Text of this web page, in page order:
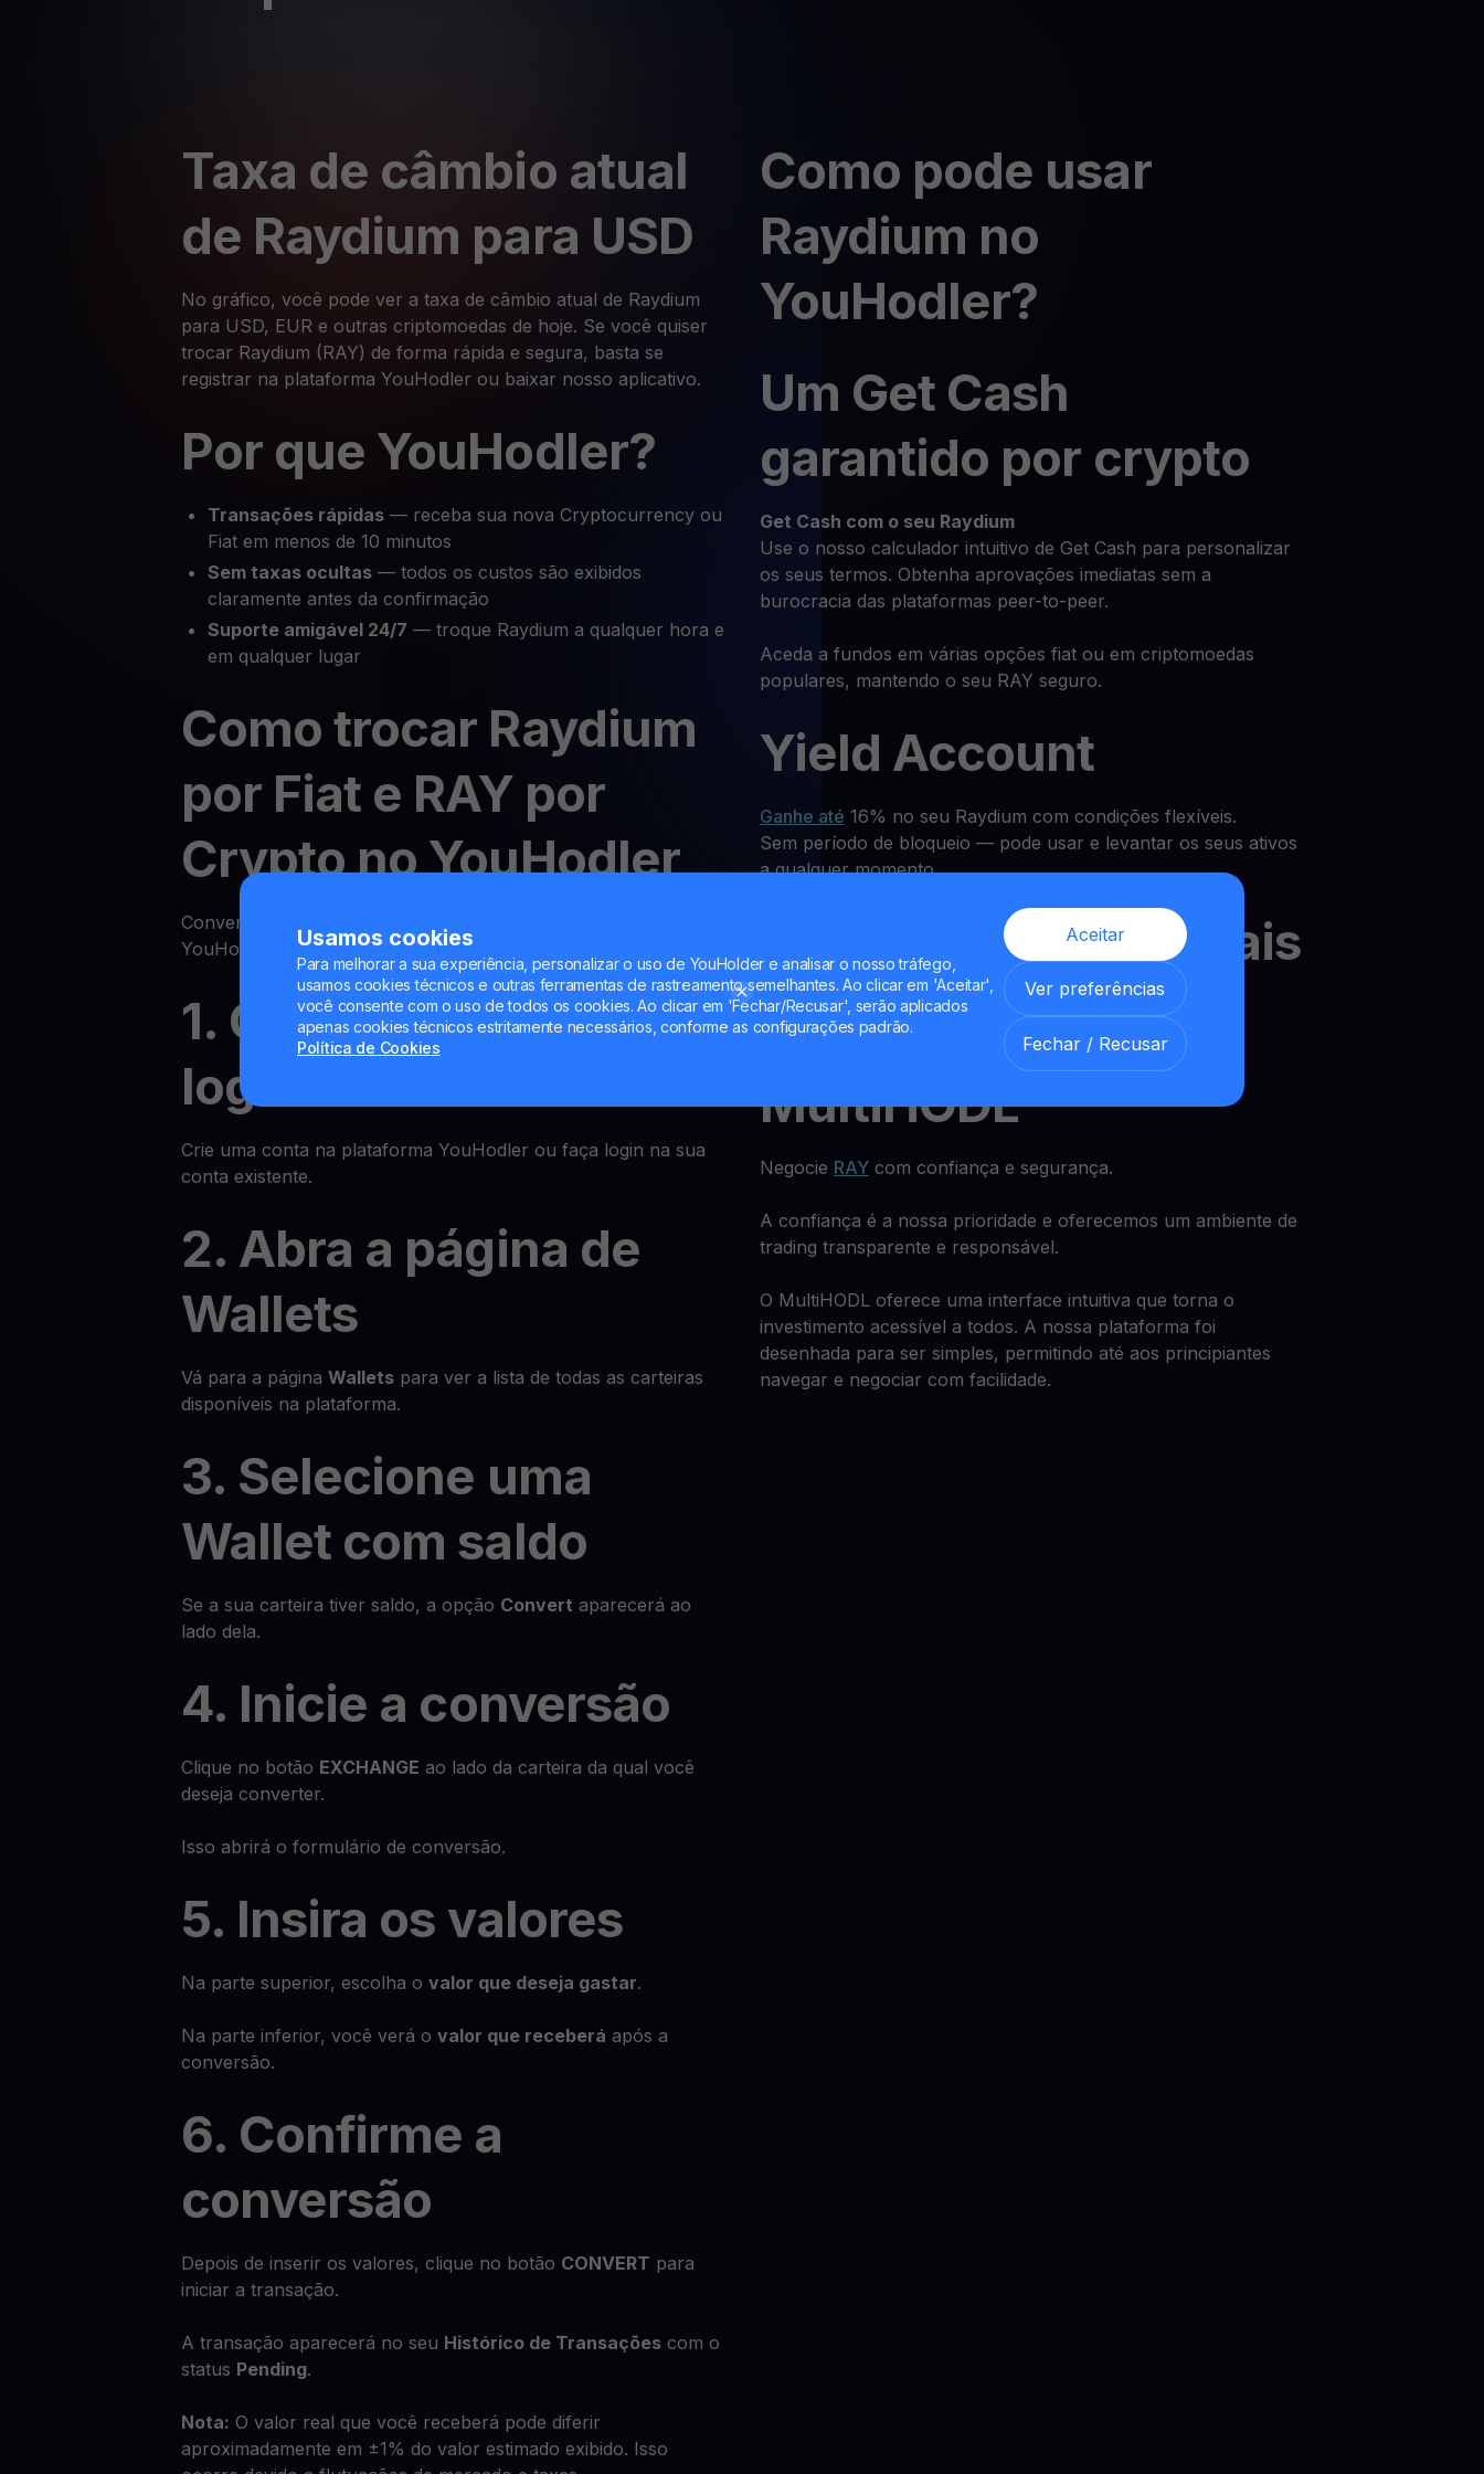
Usamos cookies
Para melhorar a sua experiência, personalizar o uso de YouHolder e analisar o nosso tráfego,
usamos cookies técnicos e outras ferramentas de rastreamento semelhantes. Ao clicar em 'Aceitar',
você consente com o uso de todos os cookies. Ao clicar em 'Fechar/Recusar', serão aplicados
apenas cookies técnicos estritamente necessários, conforme as configurações padrão.
Política de Cookies
Aceitar
Ver preferências
Fechar / Recusar
Taxa de câmbio atual
de Raydium para USD
No gráfico, você pode ver a taxa de câmbio atual de Raydium
para USD, EUR e outras criptomoedas de hoje. Se você quiser
trocar Raydium (RAY) de forma rápida e segura, basta se
registrar na plataforma YouHodler ou baixar nosso aplicativo.
Por que YouHodler?
Transações rápidas — receba sua nova Cryptocurrency ou
Fiat em menos de 10 minutos
Sem taxas ocultas — todos os custos são exibidos
claramente antes da confirmação
Suporte amigável 24/7 — troque Raydium a qualquer hora e
em qualquer lugar
Como trocar Raydium
por Fiat e RAY por
Crypto no YouHodler
Converter sua criptomoeda para fiat ou outra criptomoeda no
YouHodler é rápido e simples. Siga estes passos:
1. Cadastre-se ou faça
login
Crie uma conta na plataforma YouHodler ou faça login na sua
conta existente.
2. Abra a página de
Wallets
Vá para a página Wallets para ver a lista de todas as carteiras
disponíveis na plataforma.
3. Selecione uma
Wallet com saldo
Se a sua carteira tiver saldo, a opção Convert aparecerá ao
lado dela.
4. Inicie a conversão
Clique no botão EXCHANGE ao lado da carteira da qual você
deseja converter.
Isso abrirá o formulário de conversão.
5. Insira os valores
Na parte superior, escolha o valor que deseja gastar.
Na parte inferior, você verá o valor que receberá após a
conversão.
6. Confirme a
conversão
Depois de inserir os valores, clique no botão CONVERT para
iniciar a transação.
A transação aparecerá no seu Histórico de Transações com o
status Pending.
Nota: O valor real que você receberá pode diferir
aproximadamente em ±1% do valor estimado exibido. Isso
Como pode usar
Raydium no
YouHodler?
Um Get Cash
garantido por crypto
Get Cash com o seu Raydium
Use o nosso calculador intuitivo de Get Cash para personalizar
os seus termos. Obtenha aprovações imediatas sem a
burocracia das plataformas peer-to-peer.
Aceda a fundos em várias opções fiat ou em criptomoedas
populares, mantendo o seu RAY seguro.
Yield Account
Ganhe até 16% no seu Raydium com condições flexíveis.
Sem período de bloqueio — pode usar e levantar os seus ativos
a qualquer momento.
Pagamentos semanais
Receba retornos regulares e desfrute de um rendimento
previsível.
MultiHODL
Negocie RAY com confiança e segurança.
A confiança é a nossa prioridade e oferecemos um ambiente de
trading transparente e responsável.
O MultiHODL oferece uma interface intuitiva que torna o
investimento acessível a todos. A nossa plataforma foi
desenhada para ser simples, permitindo até aos principiantes
navegar e negociar com facilidade.